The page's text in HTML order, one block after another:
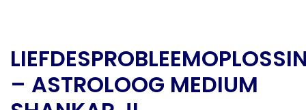
– ASTROLOOG MEDIUM